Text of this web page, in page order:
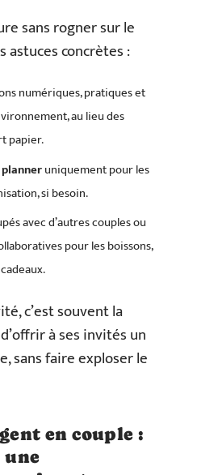
sans rogner sur le
astuces concrètes :
numériques, pratiques et
au lieu des
papier.
uniquement pour les
si besoin.
avec d’autres couples ou
pour les boissons,
c’est souvent la
à ses invités un
sans faire exploser le
en couple :
une